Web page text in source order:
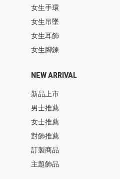
女生手環
女生吊墜
女生耳飾
女生腳鍊
NEW ARRIVAL
新品上市
男士推薦
女士推薦
對飾推薦
訂製商品
主題飾品